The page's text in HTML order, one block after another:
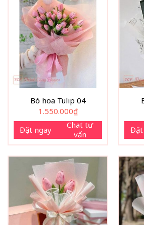
Bó hoa Tulip 04
1.550.000₫
Đặt ngay
Chat tư
vấn
Đặt